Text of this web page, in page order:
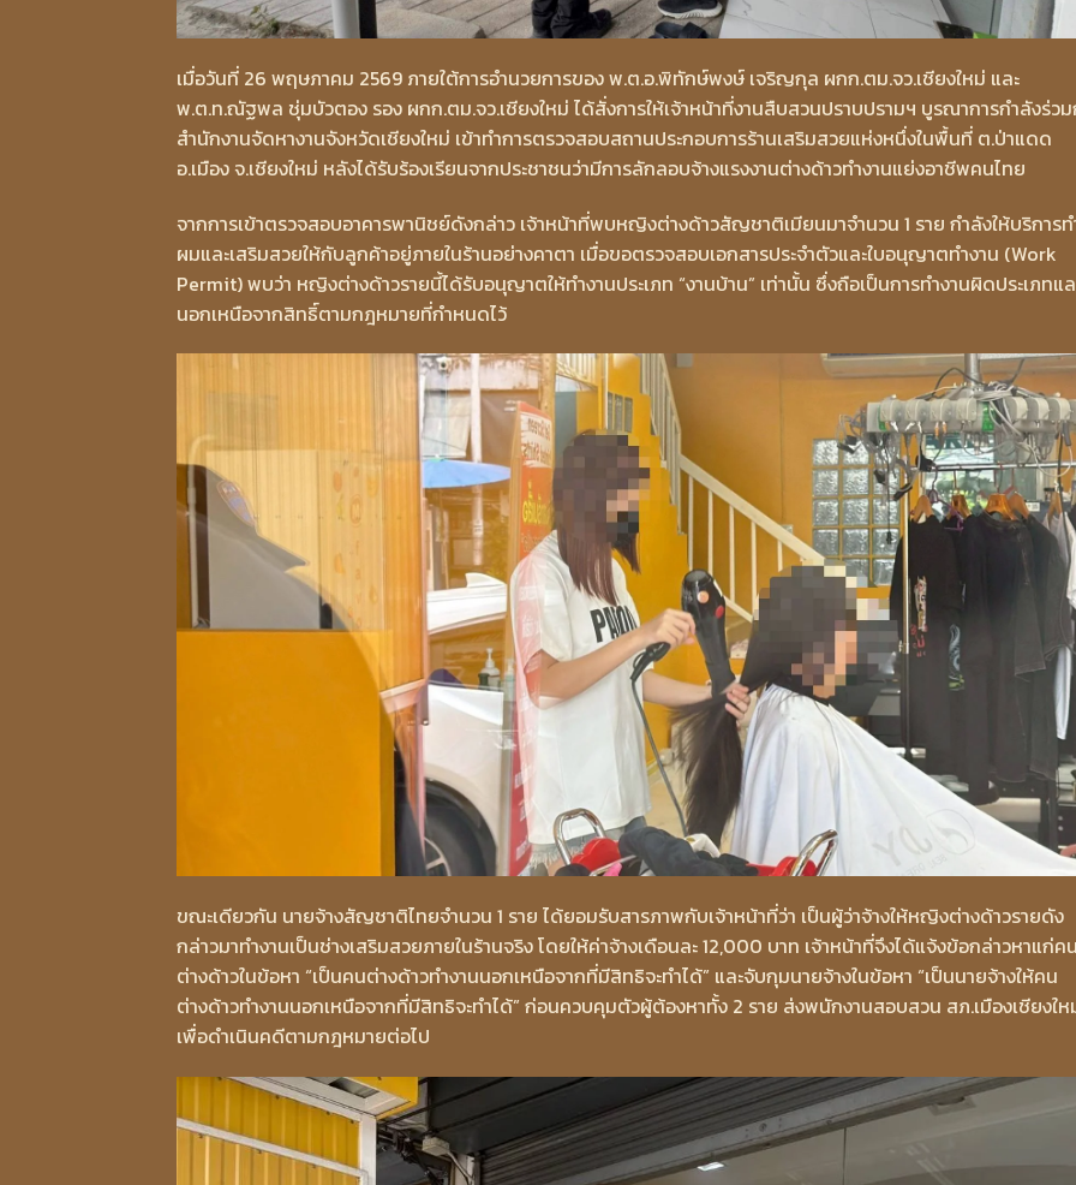
เมื่อวันที่ 26 พฤษภาคม 2569 ภายใต้การอำนวยการของ พ.ต.อ.พิทักษ์พงษ์ เจริญกุล ผกก.ตม.จว.เชียงใหม่ และ
พ.ต.ท.ณัฐพล ชุ่มบัวตอง รอง ผกก.ตม.จว.เชียงใหม่ ได้สั่งการให้เจ้าหน้าที่งานสืบสวนปราบปรามฯ บูรณาการกำลังร่ว
สำนักงานจัดหางานจังหวัดเชียงใหม่ เข้าทำการตรวจสอบสถานประกอบการร้านเสริมสวยแห่งหนึ่งในพื้นที่ ต.ป่าแดด
อ.เมือง จ.เชียงใหม่ หลังได้รับร้องเรียนจากประชาชนว่ามีการลักลอบจ้างแรงงานต่างด้าวทำงานแย่งอาชีพคนไทย
จากการเข้าตรวจสอบอาคารพานิชย์ดังกล่าว เจ้าหน้าที่พบหญิงต่างด้าวสัญชาติเมียนมาจำนวน 1 ราย กำลังให้บริการ
ผมและเสริมสวยให้กับลูกค้าอยู่ภายในร้านอย่างคาตา เมื่อขอตรวจสอบเอกสารประจำตัวและใบอนุญาตทำงาน (Work
Permit) พบว่า หญิงต่างด้าวรายนี้ได้รับอนุญาตให้ทำงานประเภท “งานบ้าน” เท่านั้น ซึ่งถือเป็นการทำงานผิดประเภทแ
นอกเหนือจากสิทธิ์ตามกฎหมายที่กำหนดไว้
ขณะเดียวกัน นายจ้างสัญชาติไทยจำนวน 1 ราย ได้ยอมรับสารภาพกับเจ้าหน้าที่ว่า เป็นผู้ว่าจ้างให้หญิงต่างด้าวรายดัง
กล่าวมาทำงานเป็นช่างเสริมสวยภายในร้านจริง โดยให้ค่าจ้างเดือนละ 12,000 บาท เจ้าหน้าที่จึงได้แจ้งข้อกล่าวหาแก่ค
ต่างด้าวในข้อหา “เป็นคนต่างด้าวทำงานนอกเหนือจากที่มีสิทธิจะทำได้” และจับกุมนายจ้างในข้อหา “เป็นนายจ้างให้คน
ต่างด้าวทำงานนอกเหนือจากที่มีสิทธิจะทำได้” ก่อนควบคุมตัวผู้ต้องหาทั้ง 2 ราย ส่งพนักงานสอบสวน สภ.เมืองเชียงใ
เพื่อดำเนินคดีตามกฎหมายต่อไป